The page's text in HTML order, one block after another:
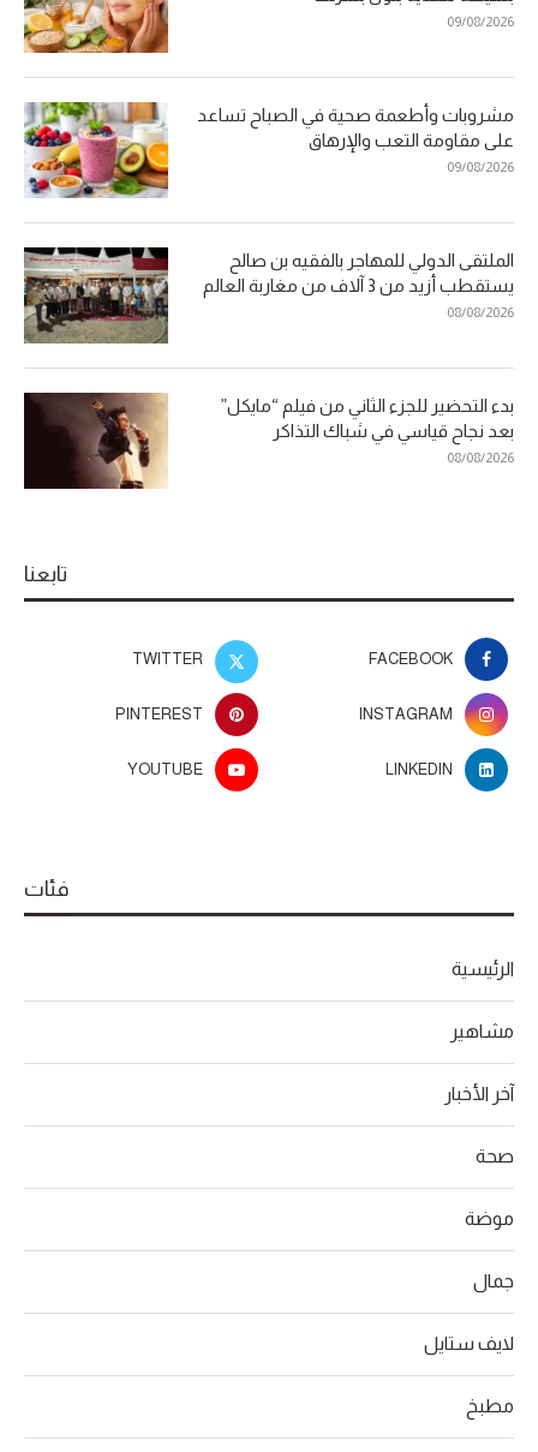
09/08/2026
مشروبات وأطعمة صحية في الصباح تساعد
على مقاومة التعب والإرهاق
09/08/2026
الملتقى الدولي للمهاجر بالفقيه بن صالح
يستقطب أزيد من 3 آلاف من مغاربة العالم
08/08/2026
بدء التحضير للجزء الثاني من فيلم “مايكل”
بعد نجاح قياسي في شباك التذاكر
08/08/2026
تابعنا
FACEBOOK
TWITTER
INSTAGRAM
PINTEREST
LINKEDIN
YOUTUBE
فئات
الرئيسية
مشاهير
آخر الأخبار
صحة
موضة
جمال
لايف ستايل
مطبخ